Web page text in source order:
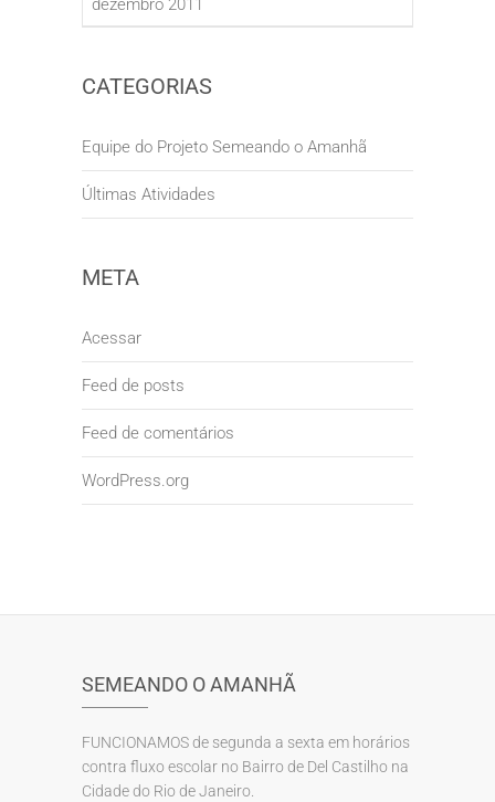
dezembro 2011
CATEGORIAS
Equipe do Projeto Semeando o Amanhã
Últimas Atividades
META
Acessar
Feed de posts
Feed de comentários
WordPress.org
SEMEANDO O AMANHÃ
FUNCIONAMOS de segunda a sexta em horários
contra fluxo escolar no Bairro de Del Castilho na
Cidade do Rio de Janeiro.